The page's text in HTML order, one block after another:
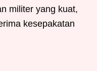
militer yang kuat,
kesepakatan